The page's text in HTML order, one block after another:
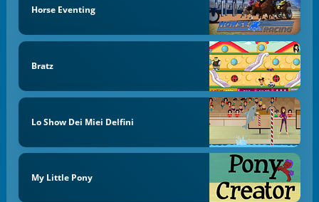
Horse Eventing
Bratz
Lo Show Dei Miei Delfini
My Little Pony